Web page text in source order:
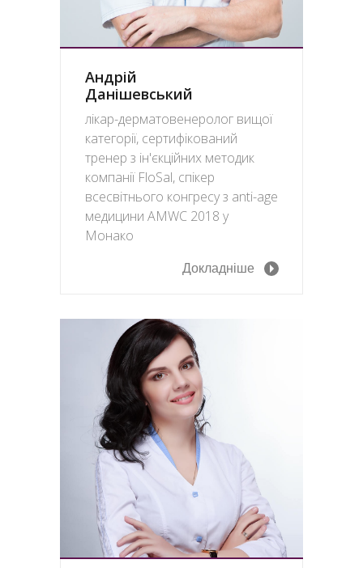
Андрій
Данішевський
лікар-дерматовенеролог вищої
категорії, сертифікований
тренер з ін'єкційних методик
компанії FloSal, спікер
всесвітнього конгресу з anti-age
медицини AMWC 2018 у
Монако
Докладніше